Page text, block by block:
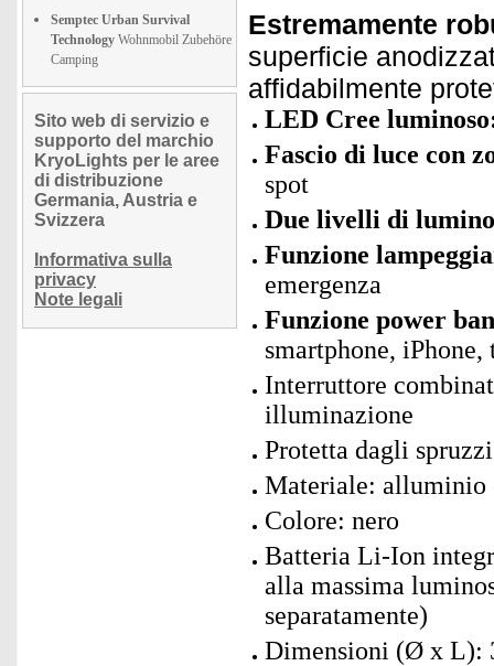
Semptec Urban Survival
Technology Wohnmobil Zubehöre
Camping
Sito web di servizio e
supporto del marchio
KryoLights per le aree
di distribuzione
Germania, Austria e
Svizzera
Informativa sulla
privacy
Note legali
Estremamente
superficie
affidabilmente
LED Cree
Fascio di luce con
spot
Due livelli di
Funzione
emergenza
Funzione power
smartphone,
Interruttore
illuminazione
Protetta dagli
Materiale: alluminio
Colore: nero
Batteria Li-Ion
alla massima
separatamente)
Dimensioni (Ø x L):